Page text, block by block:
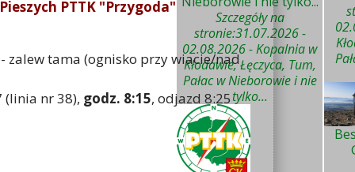
Szczegóły na
stronie:31.07.2026 -
02.08.2026 - Kopalnia w
Kłodawie, Łęczyca, Tum,
Pałac w Nieborowie i nie
tylko...
PTTK "Przygoda"
zalew tama (ognisko przy wiacie/nad
(linia nr 38), godz. 8:15, odjazd 8:25